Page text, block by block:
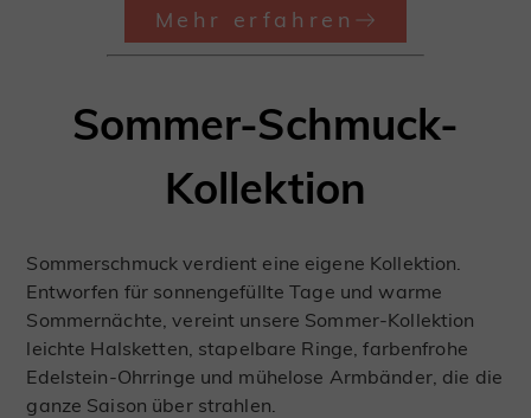
Mehr erfahren
Sommer-Schmuck-
Kollektion
Sommerschmuck verdient eine eigene Kollektion.
Entworfen für sonnengefüllte Tage und warme
Sommernächte, vereint unsere Sommer-Kollektion
leichte Halsketten, stapelbare Ringe, farbenfrohe
Edelstein-Ohrringe und mühelose Armbänder, die die
ganze Saison über strahlen.